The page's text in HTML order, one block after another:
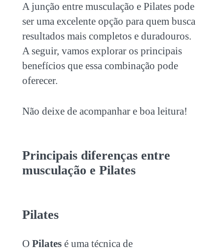
A junção entre musculação e Pilatespode
ser uma excelente opção para quem busca
resultados mais completos e duradouros.
A seguir, vamos explorar os principais
benefícios que essa combinação pode
oferecer.
Não deixe de acompanhar e boa leitura!
Principais diferenças entre
musculação e Pilates
Pilates
O Pilatesé uma técnica de